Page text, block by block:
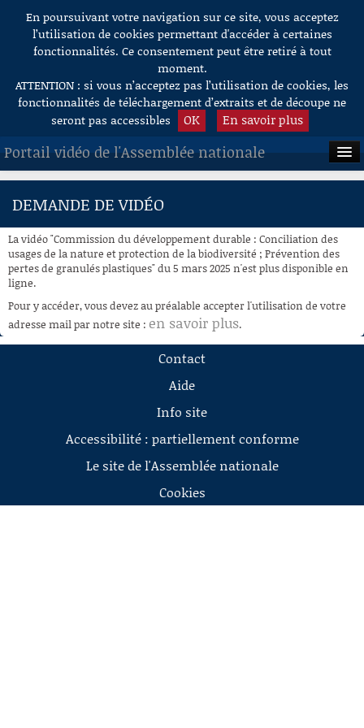
Aller au contenu
En poursuivant votre navigation sur ce site, vous acceptez
l’utilisation de cookies permettant d'accéder à certaines
fonctionnalités. Ce consentement peut être retiré à tout
moment.
ATTENTION : si vous n’acceptez pas l’utilisation de cookies, les
fonctionnalités de téléchargement d’extraits et de découpe ne
seront pas accessibles
OK En savoir plus
Portail vidéo de l'Assemblée nationale
ACCUEIL
À LA DEMANDE
RECHERCHE
AIDE À LA DÉCOUPE
DE VIDÉOS
DEMANDE DE VIDÉO
La vidéo "Commission du développement durable : Conciliation des
usages de la nature et protection de la biodiversité ; Prévention des
pertes de granulés plastiques" du 5 mars 2025 n'est plus disponible en
ligne.
Pour y accéder, vous devez au préalable accepter l'utilisation de votre
adresse mail par notre site : en savoir plus.
Contact
Aide
Info site
Accessibilité : partiellement conforme
Le site de l'Assemblée nationale
Cookies